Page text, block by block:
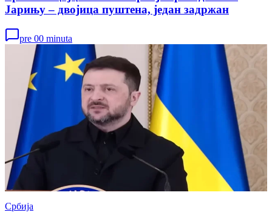
Јарињу – двојица пуштена, један задржан
pre 00 minuta
Србија